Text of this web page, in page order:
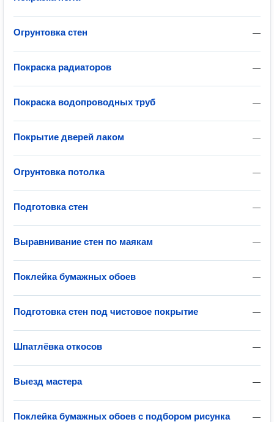
—
Огрунтовка стен
—
Покраска радиаторов
—
Покраска водопроводных труб
—
Покрытие дверей лаком
—
Огрунтовка потолка
—
Подготовка стен
—
Выравнивание стен по маякам
—
Поклейка бумажных обоев
—
Подготовка стен под чистовое покрытие
—
Шпатлёвка откосов
—
Выезд мастера
—
Поклейка бумажных обоев с подбором рисунка